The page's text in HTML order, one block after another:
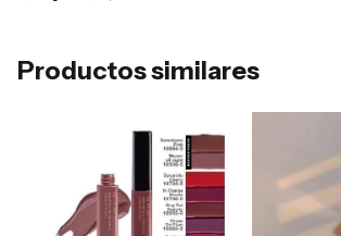
Productos similares